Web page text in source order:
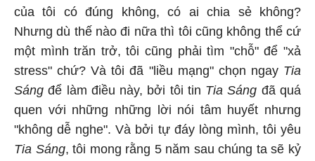
của tôi có đúng không, có ai chia sẻ không?
Nhưng dù thế nào đi nữa thì tôi cũng không thể cứ
một mình trăn trở, tôi cũng phải tìm "chỗ" để "xả
stress" chứ? Và tôi đã "liều mạng" chọn ngayTia
Sáng để làm điều này, bởi tôi tin Tia Sáng đã quá
quen với những những lời nói tâm huyết nhưng
"không dễ nghe". Và bởi tự đáy lòng mình, tôi yêu
Tia Sáng, tôi mong rằng 5 năm sau chúng ta sẽ kỷ